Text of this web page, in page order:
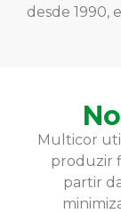
desde 1990,
Multicor
produzir
partir